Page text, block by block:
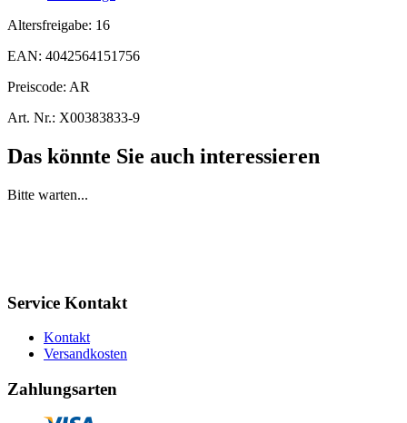
Altersfreigabe: 16
EAN: 4042564151756
Preiscode: AR
Art. Nr.: X00383833-9
Das könnte Sie auch interessieren
Bitte warten...
Service Kontakt
Kontakt
Versandkosten
Zahlungsarten